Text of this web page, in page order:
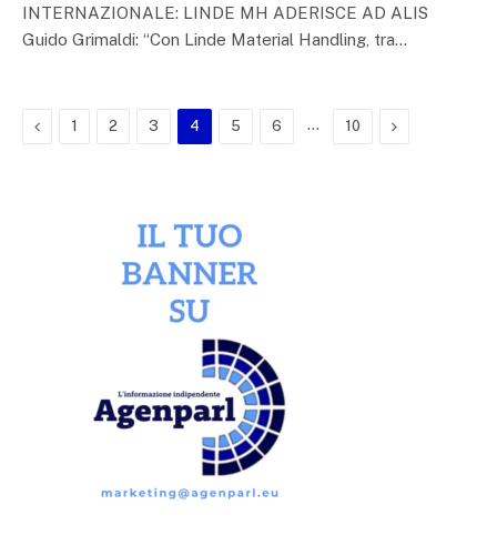
INTERNAZIONALE: LINDE MH ADERISCE AD ALIS
Guido Grimaldi: “Con Linde Material Handling, tra…
Previous
1 2 3 4 5 6 … 10 Next